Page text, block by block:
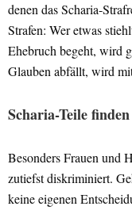
denen das Scharia-
Strafen: Wer etwas
Ehebruch begeht, wird
Glauben abfällt, wird
Scharia-Teile
Besonders Frauen und
zutiefst diskriminiert.
keine eigenen